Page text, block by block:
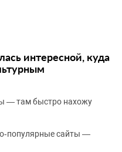
интересной, куда
— там быстро нахожу
сайты —